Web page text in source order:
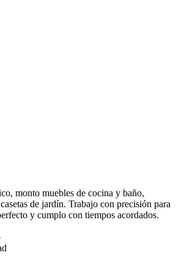
monto muebles de cocina y baño,
de jardín. Trabajo con precisión para
y cumplo con tiempos acordados.